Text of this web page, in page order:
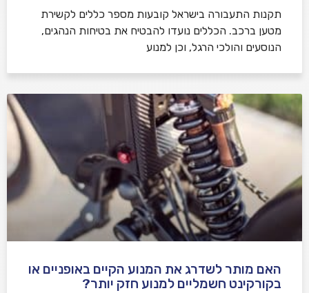
תקנות התעבורה בישראל קובעות מספר כללים לקשירת
מטען ברכב. הכללים נועדו להבטיח את בטיחות הנהגים,
הנוסעים והולכי הרגל, וכן למנוע
האם מותר לשדרג את המנוע הקיים באופניים או
בקורקינט חשמליים למנוע חזק יותר?